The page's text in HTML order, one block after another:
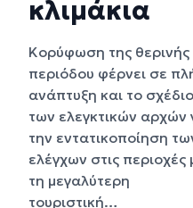
κλιμάκια
Κορύφωση της θερινής
περιόδου φέρνει σε
ανάπτυξη και το σχέδιο
των ελεγκτικών αρχών
την εντατικοποίηση
ελέγχων στις περιοχές
τη μεγαλύτερη
τουριστική…